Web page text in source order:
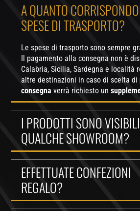
A QUANTO
SPESE DI TRASPORTO?
Le spese di trasporto sono sempre
Il pagamento alla consegna non è
Calabria, Sicilia, Sardegna e località
altre destinazioni in caso di scelta di
consegna verrà richiesto un
I PRODOTTI SONO
QUALCHE SHOWROOM?
EFFETTUATE CONFEZIONI
REGALO?